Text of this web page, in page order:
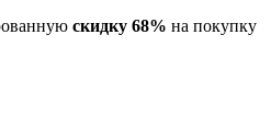
скидку 68% на покупку